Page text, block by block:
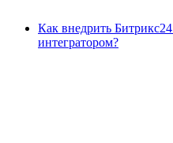
Как внедрить
интегратором?